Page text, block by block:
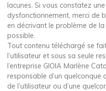
lacunes. Si vous constatez
dysfonctionnement, merci de
en décrivant le problème de
possible.
Tout contenu téléchargé se
l’utilisateur et sous sa seule
l’entreprise GIOIA Marlène
responsable d’un quelconque
de l’utilisateur ou d’une